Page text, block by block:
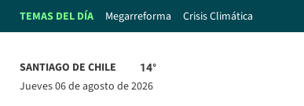
TEMAS DEL DÍA Megarreforma Crisis Climática
SANTIAGO DE CHILE 14°
jueves 06 de agosto de 2026